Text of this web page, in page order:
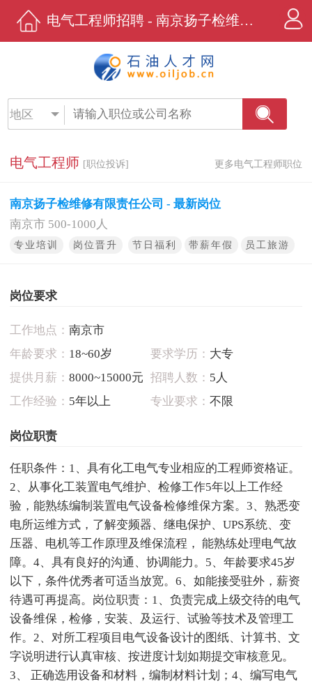
电气工程师招聘 - 南京扬子检维修有限责任公司 - 石油人才网
地区
电气工程师 [职位投诉] 更多电气工程师职位
南京扬子检维修有限责任公司 - 最新岗位
南京市 500-1000人
专业培训 岗位晋升 节日福利 带薪年假 员工旅游
岗位要求
工作地点： 南京市
年龄要求： 18~60岁 要求学历： 大专
提供月薪： 8000~15000元 招聘人数： 5人
工作经验： 5年以上 专业要求： 不限
岗位职责
任职条件：1、具有化工电气专业相应的工程师资格证。
2、从事化工装置电气维护、检修工作5年以上工作经
验，能熟练编制装置电气设备检修维保方案。3、熟悉变
电所运维方式，了解变频器、继电保护、UPS系统、变
压器、电机等工作原理及维保流程， 能熟练处理电气故
障。4、具有良好的沟通、协调能力。5、年龄要求45岁
以下，条件优秀者可适当放宽。6、如能接受驻外，薪资
待遇可再提高。岗位职责：1、负责完成上级交待的电气
设备维保，检修，安装、及运行、试验等技术及管理工
作。2、对所工程项目电气设备设计的图纸、计算书、文
字说明进行认真审核、按进度计划如期提交审核意见。
3、 正确选用设备和材料，编制材料计划；4、编写电气